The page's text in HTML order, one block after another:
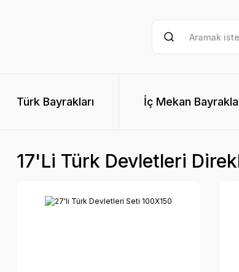
Türk Bayrakları İç Mekan
17'li Türk Devletleri